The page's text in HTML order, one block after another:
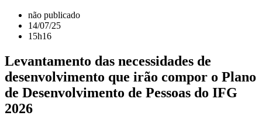
não publicado
14/07/25
15h16
Levantamento das necessidades de
desenvolvimento que irão compor o Plano
de Desenvolvimento de Pessoas do IFG
2026